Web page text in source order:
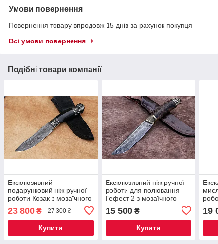
Умови повернення
Повернення товару впродовж 15 днів за рахунок покупця
Всі умови повернення
Подібні товари компанії
Ексклюзивний
подарунковий ніж ручної
роботи Козак з мозаїчного
дамаску 60 HRC, шкіряний
чохол в комплекті
23 800 ₴ 27 300 ₴
Купити
Ексклюзивний ніж ручної
роботи для полювання
Гефест 2 з мозаїчного
шкіряним чохлом у
комплекті
15 500₴
Купити
19